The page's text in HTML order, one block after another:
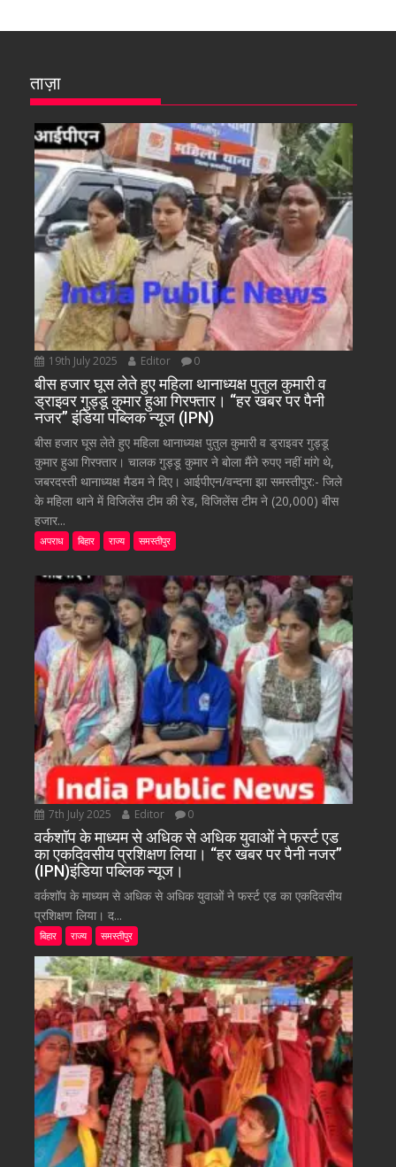
ताज़ा
19th July 2025 Editor 0
बीस हजार घूस लेते हुए महिला थानाध्यक्ष पुतुल कुमारी व
ड्राइवर गुड्डू कुमार हुआ गिरफ्तार। “हर खबर पर पैनी
नजर” इंडिया पब्लिक न्यूज (IPN)
बीस हजार घूस लेते हुए महिला थानाध्यक्ष पुतुल कुमारी व ड्राइवर गुड्डू
कुमार हुआ गिरफ्तार। चालक गुड्डू कुमार ने बोला मैंने रुपए नहीं मांगे थे,
जबरदस्ती थानाध्यक्ष मैडम ने दिए। आईपीएन/वन्दना झा समस्तीपुर:- जिले
के महिला थाने में विजिलेंस टीम की रेड, विजिलेंस टीम ने (20,000) बीस
हजार...
अपराध बिहार राज्य समस्तीपुर
7th July 2025 Editor 0
वर्कशॉप के माध्यम से अधिक से अधिक युवाओं ने फर्स्ट एड
का एकदिवसीय प्रशिक्षण लिया। “हर खबर पर पैनी नजर”
(IPN)इंडिया पब्लिक न्यूज।
वर्कशॉप के माध्यम से अधिक से अधिक युवाओं ने फर्स्ट एड का एकदिवसीय
प्रशिक्षण लिया। द...
बिहार राज्य समस्तीपुर